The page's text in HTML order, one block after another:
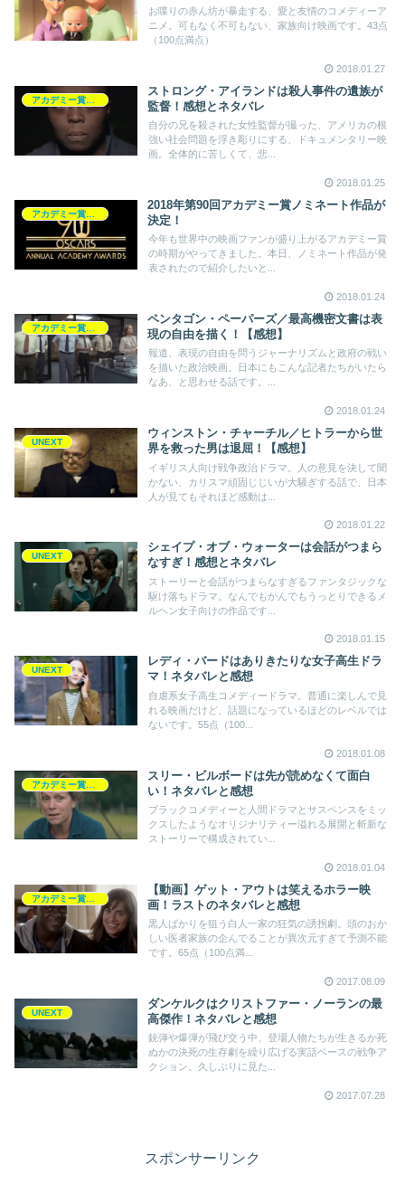
お喋りの赤ん坊が暴走する、愛と友情のコメディーア
ニメ。可もなく不可もない、家族向け映画です。43点
（100点満点）
2018.01.27
ストロング・アイランドは殺人事件の遺族が
監督！感想とネタバレ
自分の兄を殺された女性監督が撮った、アメリカの根
強い社会問題を浮き彫りにする、ドキュメンタリー映
画。全体的に苦しくて、悲...
2018.01.25
2018年第90回アカデミー賞ノミネート作品が
決定！
今年も世界中の映画ファンが盛り上がるアカデミー賞
の時期がやってきました。本日、ノミネート作品が発
表されたので紹介したいと...
2018.01.24
ペンタゴン・ペーパーズ／最高機密文書は表
現の自由を描く！【感想】
報道、表現の自由を問うジャーナリズムと政府の戦い
を描いた政治映画。日本にもこんな記者たちがいたら
なあ、と思わせる話です。...
2018.01.24
UNEXT
ウィンストン・チャーチル／ヒトラーから世
界を救った男は退屈！【感想】
イギリス人向け戦争政治ドラマ。人の意見を決して聞
かない、カリスマ頑固じじいが大騒ぎする話で、日本
人が見てもそれほど感動は...
2018.01.22
UNEXT
シェイプ・オブ・ウォーターは会話がつまら
なすぎ！感想とネタバレ
ストーリーと会話がつまらなすぎるファンタジックな
駆け落ちドラマ。なんでもかんでもうっとりできるメ
ルヘン女子向けの作品です...
2018.01.15
UNEXT
レディ・バードはありきたりな女子高生ドラ
マ！ネタバレと感想
自虐系女子高生コメディードラマ。普通に楽しんで見
れる映画だけど、話題になっているほどのレベルでは
ないです。55点（100...
2018.01.08
スリー・ビルボードは先が読めなくて面白
い！ネタバレと感想
ブラックコメディーと人間ドラマとサスペンスをミッ
クスしたようなオリジナリティー溢れる展開と斬新な
ストーリーで構成されてい...
2018.01.04
【動画】ゲット・アウトは笑えるホラー映
画！ラストのネタバレと感想
黒人ばかりを狙う白人一家の狂気の誘拐劇。頭のおか
しい医者家族の企んでることが異次元すぎて予測不能
です。65点（100点満...
2017.08.09
UNEXT
ダンケルクはクリストファー・ノーランの最
高傑作！ネタバレと感想
銃弾や爆弾が飛び交う中、登場人物たちが生きるか死
ぬかの決死の生存劇を繰り広げる実話ベースの戦争ア
クション。久しぶりに見た...
2017.07.28
スポンサーリンク